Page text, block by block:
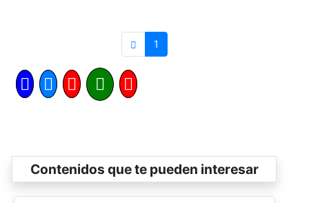
1
Contenidos que te pueden interesar